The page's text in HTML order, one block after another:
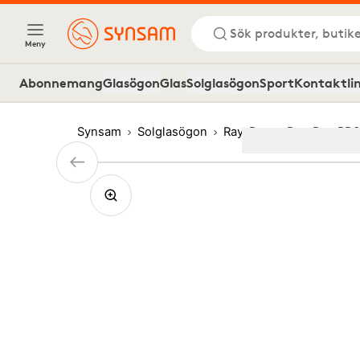
Meny
Sök produkter,
AbonnemangGlasögonGlasSolglasögonSport
Synsam Solglasögon Ray-Ban Ray-Ban